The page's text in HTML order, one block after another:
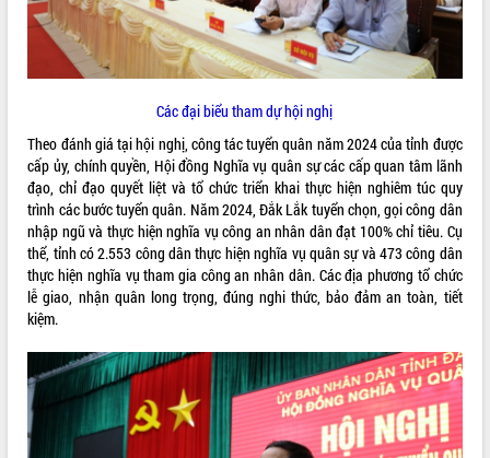
VIDEO
Các đại biểu tham dự hội nghị
Theo đánh giá tại hội nghị, công tác tuyển quân năm 2024 của tỉnh được
cấp ủy, chính quyền, Hội đồng Nghĩa vụ quân sự các cấp quan tâm lãnh
đạo, chỉ đạo quyết liệt và tổ chức triển khai thực hiện nghiêm túc quy
trình các bước tuyển quân. Năm 2024, Đắk Lắk tuyển chọn, gọi công dân
nhập ngũ và thực hiện nghĩa vụ công an nhân dân đạt 100% chỉ tiêu. Cụ
thể, tỉnh có 2.553 công dân thực hiện nghĩa vụ quân sự và 473 công dân
thực hiện nghĩa vụ tham gia công an nhân dân. Các địa phương tổ chức
lễ giao, nhận quân long trọng, đúng nghi thức, bảo đảm an toàn, tiết
kiệm.